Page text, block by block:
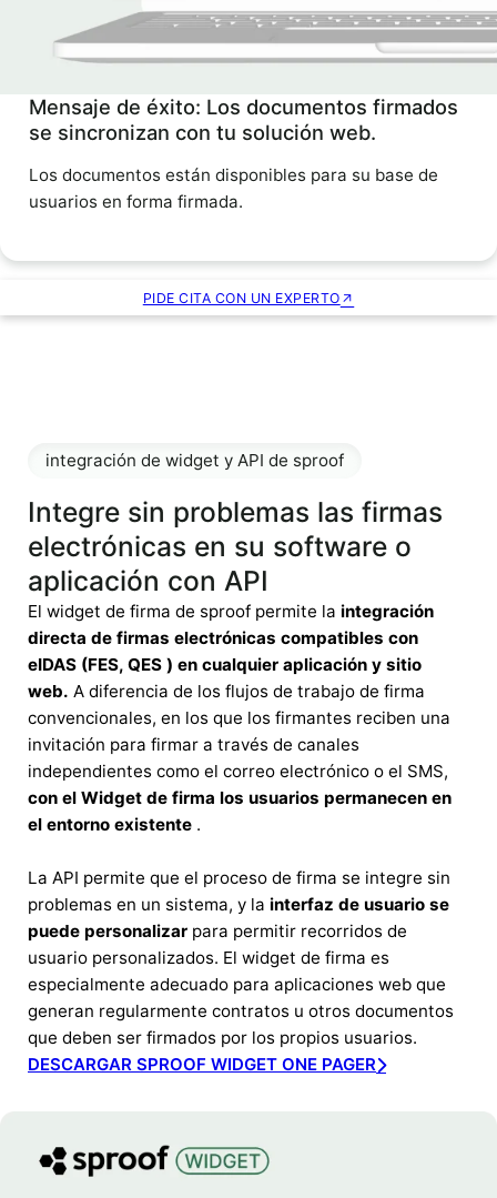
Mensaje de éxito: Los documentos firmados
se sincronizan con tu solución web.
Los documentos están disponibles para su base de
usuarios en forma firmada.
PIDE CITA CON UN EXPERTO
Integre sin problemas las firmas
electrónicas en su software o
aplicación con API
integración de widget y API de sproof
El widget de firma de sproof permite la integración
directa de firmas electrónicas compatibles con
eIDAS (FES, QES ) en cualquier aplicación y sitio
web. A diferencia de los flujos de trabajo de firma
convencionales, en los que los firmantes reciben una
invitación para firmar a través de canales
independientes como el correo electrónico o el SMS,
con el Widget de firma los usuarios permanecen en
el entorno existente .
La API permite que el proceso de firma se integre sin
problemas en un sistema, y la interfaz de usuario se
puede personalizar para permitir recorridos de
usuario personalizados. El widget de firma es
especialmente adecuado para aplicaciones web que
generan regularmente contratos u otros documentos
que deben ser firmados por los propios usuarios.
DESCARGAR SPROOF WIDGET ONE PAGER